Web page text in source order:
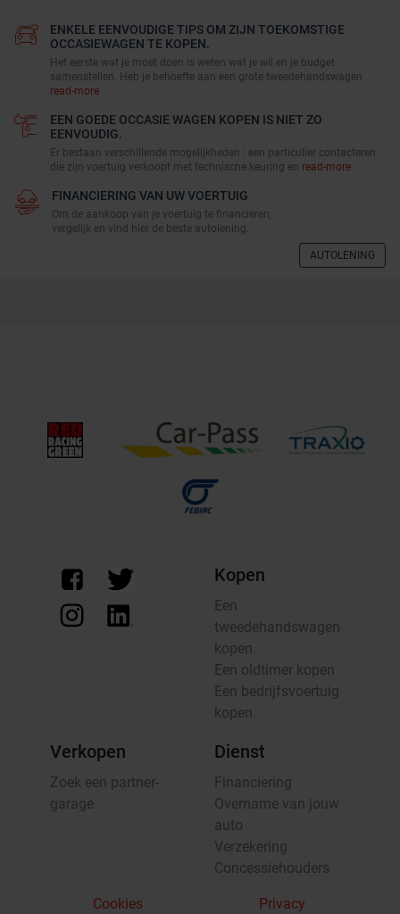
ENKELE EENVOUDIGE TIPS OM ZIJN TOEKOMSTIGE
OCCASIEWAGEN TE KOPEN.
Het eerste wat je moet doen is weten wat je wil en je budget
samenstellen. Heb je behoefte aan een grote tweedehandswagen
read-more
EEN GOEDE OCCASIE WAGEN KOPEN IS NIET ZO
EENVOUDIG.
Er bestaan verschillende mogelijkheden : een particulier contacteren
die zijn voertuig verkoopt met technische keuring en read-more
FINANCIERING VAN UW VOERTUIG
Om de aankoop van je voertuig te financieren,
vergelijk en vind hier de beste autolening.
AUTOLENING
Kopen
Een
tweedehandswagen
kopen
Een oldtimer kopen
Een bedrijfsvoertuig
kopen
Verkopen
Zoek een partner-
garage
Dienst
Financiering
Overname van jouw
auto
Verzekering
Concessiehouders
Cookies Privacy